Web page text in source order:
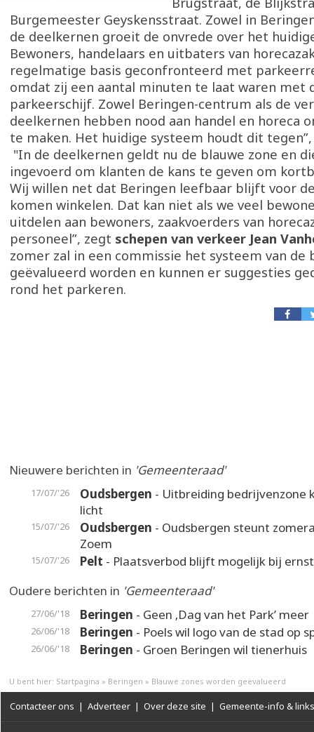
Burgemeester Geyskensstraat. Zowel in
de deelkernen groeit de onvrede over het
Bewoners, handelaars en uitbaters van
regelmatige basis geconfronteerd met
omdat zij een aantal minuten te laat waren met
parkeerschijf. Zowel Beringen-centrum als de
deelkernen hebben nood aan handel en horeca
te maken. Het huidige systeem houdt dit
"In de deelkernen geldt nu de blauwe zone en
ingevoerd om klanten de kans te geven om
Wij willen net dat Beringen leefbaar blijft voor
komen winkelen. Dat kan niet als we veel
uitdelen aan bewoners, zaakvoerders van
personeel”, zegt schepen van verkeer Jean
zomer zal in een commissie het systeem van de
geëvalueerd worden en kunnen er suggesties
rond het parkeren.
Nieuwere berichten in 'Gemeenteraad'
17/07/'26 Oudsbergen - Uitbreiding bedrijvenzone
licht
15/07/'26 Oudsbergen - Oudsbergen steunt
Zoem
15/07/'26 Pelt - Plaatsverbod blijft mogelijk bij
Oudere berichten in 'Gemeenteraad'
27/06/'18 Beringen - Geen ‚Dag van het Park’ meer
26/06/'18 Beringen - Poels wil logo van de stad op
26/06/'18 Beringen - Groen Beringen wil tienerhuis
U bent hier: Startpagina » Beringen » Blauwe zones worden geëvalueerd
Contacteer ons | Adverteer | Over deze site | Gemeente-info & links